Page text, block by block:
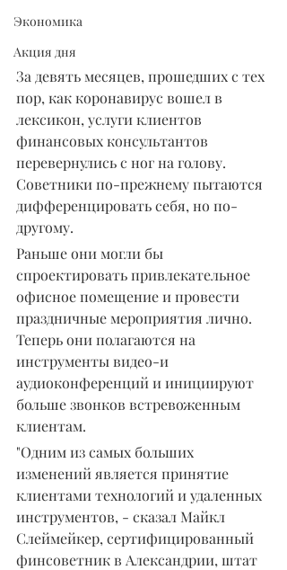
Экономика
Акция дня
За девять месяцев, прошедших с тех
пор, как коронавирус вошел в
лексикон, услуги клиентов
финансовых консультантов
перевернулись с ног на голову.
Советники по-прежнему пытаются
дифференцировать себя, но по-
другому.
Раньше они могли бы
спроектировать привлекательное
офисное помещение и провести
праздничные мероприятия лично.
Теперь они полагаются на
инструменты видео-и
аудиоконференций и инициируют
больше звонков встревоженным
клиентам.
"Одним из самых больших
изменений является принятие
клиентами технологий и удаленных
инструментов, - сказал Майкл
Слеймейкер, сертифицированный
финсоветник в Александрии, штат